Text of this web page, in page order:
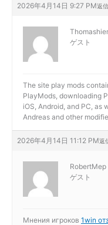
2026年4月14日 9:27 PM返信
ゲスト
The site play mods
PlayMods, downloading
iOS, Android, and PC, as
Andreas and other
2026年4月14日 11:12 PM返
RobertMep
ゲスト
Мнения игроков 1win